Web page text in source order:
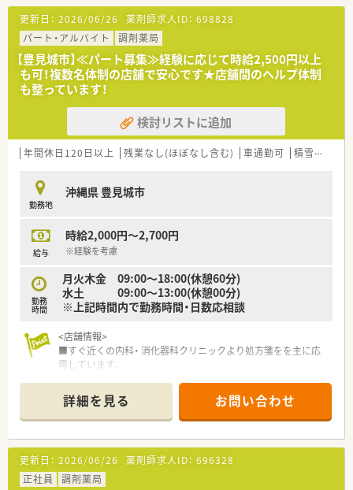
■沖縄県外からの移住者も多数活躍しており、遠方からの転職を
希望される方に対しても、受け入れ実績が豊富で安心の体制で
す。
触れながら薬剤師としてのスキルを磨けます。
■最寄り駅からは車で6分ほどの立地となっており、車通勤も可
能なので日々の通勤も非常に便利です。
【募集背景と求める人物像について】
■今回の募集は未経験の方から即戦力の方まで大歓迎です。
■正社員として沖縄県内での異動が可能な方で、地域医療に貢献
したいという意欲的な方も大歓迎いたします。
■自宅から30km圏内に限定して勤務するエリア社員という働
き方も選ぶことができ、柔軟な働き方が可能です。
安定した経営基盤のもとで長く働けます。
■定期的な研修制度やe-ラーニングが充実しており、会社全体で
従業員のスキルアップを強力に支援しています。
【求人情報について】
■正社員の給与モデルは年収500万円から677万円で、ご経験や
スキルを考慮したうえで決定されます。
います。昇給も年1回ありますので、長期的に安心して働けま
す。
■管理薬剤師に昇格した場合は別途手当が支給されます。もち
安心ください。
更新日： 2026/06/26 薬剤師求人ID： 698828
パート・アルバイト
調剤薬局
【豊見城市】≪パート募集≫経験に応じて時給2,500円以上
も可！複数名体制の店舗で安心です★店舗間のヘルプ体制
も整っています！
検討リストに追加
年間休日120日以上 残業なし(ほぼなし含む) 車通勤可 積雪なし
勤務地
沖縄県 豊見城市
給与
時給2,000円～2,700円
※経験を考慮
勤務
時間
月火木金 09:00～18:00(休憩60分)
水土 09:00～13:00(休憩00分)
※上記時間内で勤務時間・日数応相談
<店舗情報>
■すぐ近くの内科・ 消化器科クリニックより処方箋をを主に応
需しています。
■清潔感のある綺麗な店舗です。
■駐車場スペースも広くあり、スロープ等を設置したバリアフリ
ーで無料でお水の提供も行っています。
詳細を見る お問い合わせ
更新日： 2026/06/26 薬剤師求人ID： 696328
正社員
調剤薬局